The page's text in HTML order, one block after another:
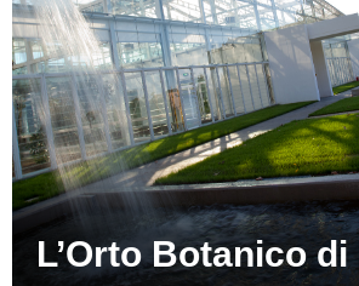
L’Orto Botanico